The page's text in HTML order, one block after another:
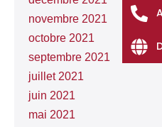
novembre 2021
octobre 2021
septembre 2021
juillet 2021
juin 2021
mai 2021